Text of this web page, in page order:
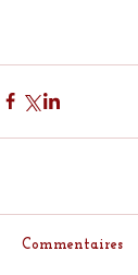
Commentaires